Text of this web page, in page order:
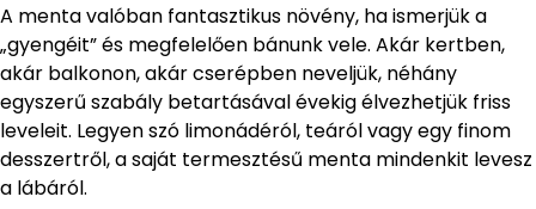
A menta valóban fantasztikus növény, ha ismerjük a
„gyengéit” és megfelelően bánunk vele. Akár kertben,
akár balkonon, akár cserépben neveljük, néhány
egyszerű szabály betartásával évekig élvezhetjük friss
leveleit. Legyen szó limonádéról, teáról vagy egy finom
desszertről, a saját termesztésű menta mindenkit levesz
a lábáról.